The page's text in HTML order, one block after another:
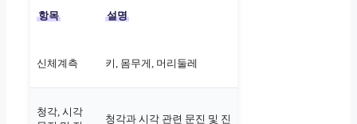
항목 설명
신체계측 키, 몸무게, 머리둘레
청각, 시각
청각과 시각 관련 문진 및 진